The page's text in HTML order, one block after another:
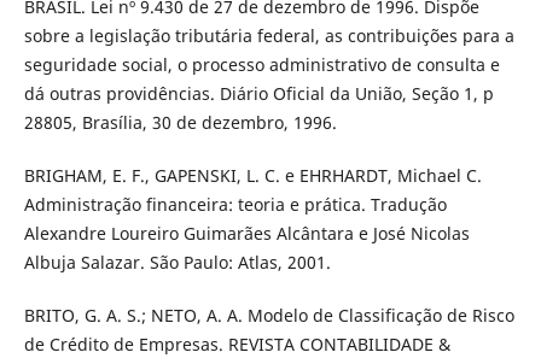
BRASIL. Lei nº 9.430 de 27 de dezembro de 1996. Dispõe
sobre a legislação tributária federal, as contribuições para a
seguridade social, o processo administrativo de consulta e
dá outras providências. Diário Oficial da União, Seção 1, p
28805, Brasília, 30 de dezembro, 1996.
BRIGHAM, E. F., GAPENSKI, L. C. e EHRHARDT, Michael C.
Administração financeira: teoria e prática. Tradução
Alexandre Loureiro Guimarães Alcântara e José Nicolas
Albuja Salazar. São Paulo: Atlas, 2001.
BRITO, G. A. S.; NETO, A. A. Modelo de Classificação de Risco
de Crédito de Empresas. REVISTA CONTABILIDADE &